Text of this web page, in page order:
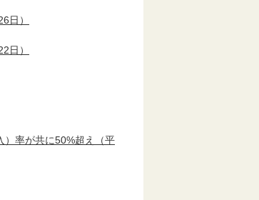
日）
日）
）率が共に50%超え（平